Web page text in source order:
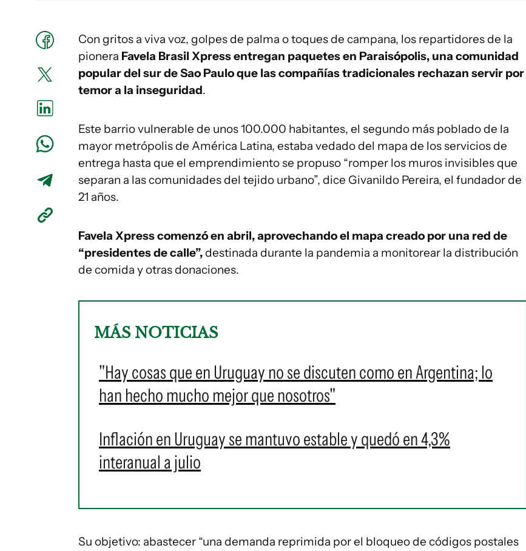
Con gritos a viva voz, golpes de palma o toques de campana, los repartidores de la
pionera Favela Brasil Xpress entregan paquetes en Paraisópolis, una comunidad
popular del sur de Sao Paulo que las compañías tradicionales rechazan servir por
temor a la inseguridad.
Este barrio vulnerable de unos 100.000 habitantes, el segundo más poblado de la
mayor metrópolis de América Latina, estaba vedado del mapa de los servicios de
entrega hasta que el emprendimiento se propuso “romper los muros invisibles que
separan a las comunidades del tejido urbano”, dice Givanildo Pereira, el fundador de
21 años.
Favela Xpress comenzó en abril, aprovechando el mapa creado por una red de
“presidentes de calle”,destinada durante la pandemia a monitorear la distribución
de comida y otras donaciones.
MÁS NOTICIAS
"Hay cosas que en Uruguay no se discuten como en Argentina; lo
han hecho mucho mejor que nosotros"
Inflación en Uruguay se mantuvo estable y quedó en 4,3%
interanual a julio
Su objetivo: abastecer “una demanda reprimida por el bloqueo de códigos postales